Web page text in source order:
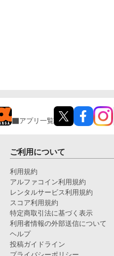
アプリ一覧
ご利用について
利用規約
アルファコイン利用規約
レンタルサービス利用規約
スコア利用規約
特定商取引法に基づく表示
利用者情報の外部送信について
ヘルプ
投稿ガイドライン